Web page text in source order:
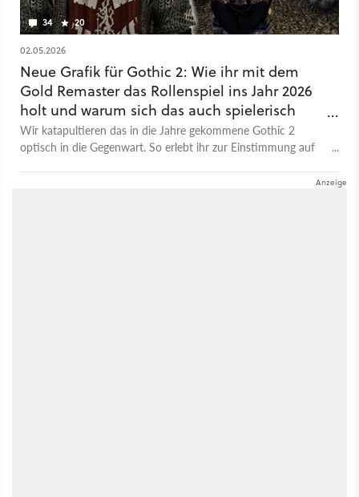
34 20
02.05.2026
Neue Grafik für Gothic 2: Wie ihr mit dem
Gold Remaster das Rollenspiel ins Jahr 2026
holt und warum sich das auch spielerisch
lohnt
Wir katapultieren das in die Jahre gekommene Gothic 2
optisch in die Gegenwart. So erlebt ihr zur Einstimmung auf